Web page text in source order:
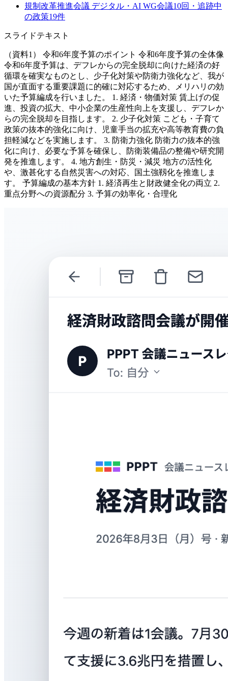
規制改革推進会議 デジタル・AI WG会議10回・追跡中
の政策19件
スライドテキスト
（資料1） 令和6年度予算のポイント 令和6年度予算の全体像
令和6年度予算は、デフレからの完全脱却に向けた経済の好
循環を確実なものとし、少子化対策や防衛力強化など、我が
国が直面する重要課題に的確に対応するため、メリハリの効
いた予算編成を行いました。 1. 経済・物価対策 賃上げの促
進、投資の拡大、中小企業の生産性向上を支援し、デフレか
らの完全脱却を目指します。 2. 少子化対策 こども・子育て
政策の抜本的強化に向け、児童手当の拡充や高等教育費の負
担軽減などを実施します。 3. 防衛力強化 防衛力の抜本的強
化に向け、必要な予算を確保し、防衛装備品の整備や研究開
発を推進します。 4. 地方創生・防災・減災 地方の活性化
や、激甚化する自然災害への対応、国土強靱化を推進しま
す。 予算編成の基本方針 1. 経済再生と財政健全化の両立 2.
重点分野への資源配分 3. 予算の効率化・合理化